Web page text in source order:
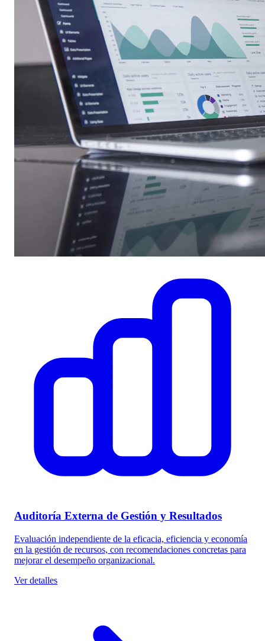
Auditoría Externa de Gestión y Resultados
Evaluación independiente de la eficacia, eficiencia y economía
en la gestión de recursos, con recomendaciones concretas para
mejorar el desempeño organizacional.
Ver detalles